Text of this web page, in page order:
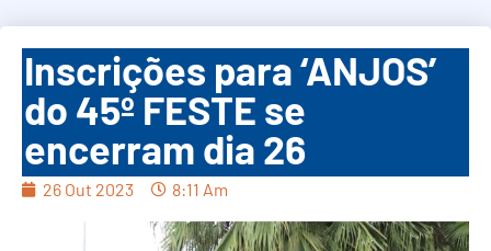
Inscrições para ‘ANJOS’
do 45º FESTE se
encerram dia 26
26 Out 2023 8:11 Am